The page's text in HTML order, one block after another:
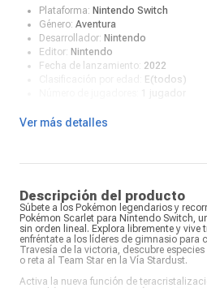
Plataforma: Nintendo Switch
Género: Aventura
Desarrollador: Nintendo
Editor: Nintendo
Fecha de lanzamiento: 2022
E(todos)
Ver más detalles
Descripción del producto
Súbete a los Pokémon legendarios y
Pokémon Scarlet para Nintendo Switch,
sin orden lineal. Explora libremente y vive
enfréntate a los líderes de gimnasio para
Travesía de la victoria, descubre
o reta al Team Star en la Vía Stardust.
Activa la nueva función de